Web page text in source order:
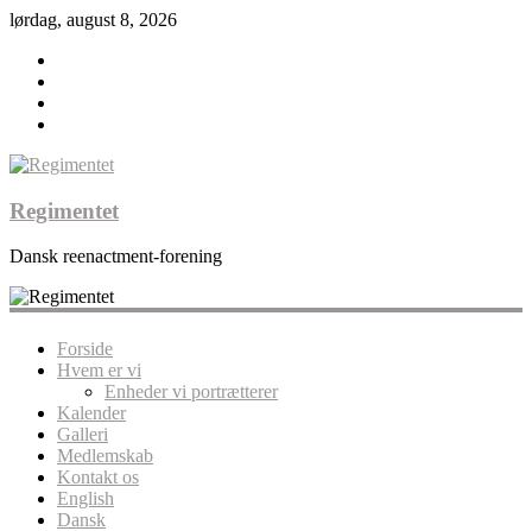
lørdag, august 8, 2026
Regimentet
Dansk reenactment-forening
Forside
Hvem er vi
Enheder vi portrætterer
Kalender
Galleri
Medlemskab
Kontakt os
English
Dansk